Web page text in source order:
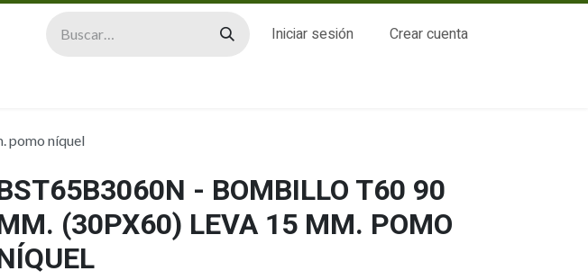
Iniciar sesión Crear cuenta
pomo níquel
- BOMBILLO T60 90
(30PX60) LEVA 15 MM. POMO